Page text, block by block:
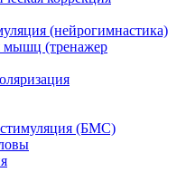
(нейрогимнастика)
мышц (тренажер
(БМС)